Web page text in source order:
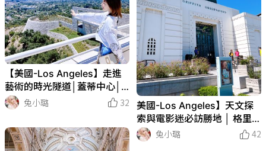
【美國-Los Angeles】走進
藝術的時光隧道│蓋蒂中心│G
etty Center
兔小璐 32
美國-Los Angeles】天文探
索與電影迷必訪勝地 │ 格里斐
斯天文台 │ Griffith Observat
ory
兔小璐 42